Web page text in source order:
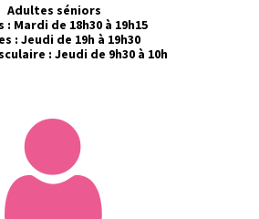
Adultes séniors
: Mardi de 18h30 à 19h15
: Jeudi de 19h à 19h30
: Jeudi de 9h30 à 10h